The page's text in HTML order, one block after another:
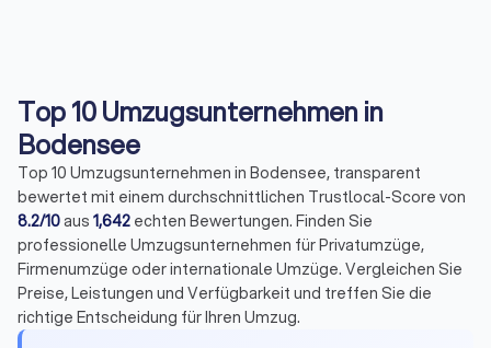
Top 10 Umzugsunternehmen in
Bodensee
Top 10 Umzugsunternehmen in Bodensee, transparent
bewertet mit einem durchschnittlichen Trustlocal-Score von
8.2/10aus 1,642 echten Bewertungen. Finden Sie
professionelle Umzugsunternehmen für Privatumzüge,
Firmenumzüge oder internationale Umzüge. Vergleichen Sie
Preise, Leistungen und Verfügbarkeit und treffen Sie die
richtige Entscheidung für Ihren Umzug.